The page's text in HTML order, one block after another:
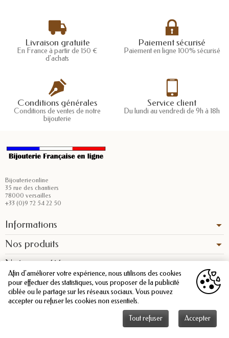
Livraison gratuite
En France à partir de 150 €
d'achats
Paiement sécurisé
Paiement en ligne 100% sécurisé
Conditions générales
Conditions de ventes de notre
bijouterie
Service client
Du lundi au vendredi de 9h à 18h
Bijouterieonline
35 rue des chantiers
78000 versailles
+33 (0)9 72 54 22 50
Informations
Nos produits
Notre société
Afin d'améliorer votre expérience, nous utilisons des cookies
pour effectuer des statistiques, vous proposer de la publicité
ciblée ou le partage sur les réseaux sociaux. Vous pouvez
accepter ou refuser les cookies non essentiels.
Tout refuser
Accepter
Copyright © 2026 - Bijouterieonline.com